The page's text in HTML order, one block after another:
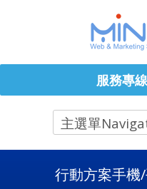
服務專
行動方案手機